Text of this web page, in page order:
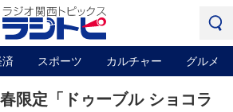
済 スポーツ カルチャー グルメ
限定「ドゥーブル ショコラ